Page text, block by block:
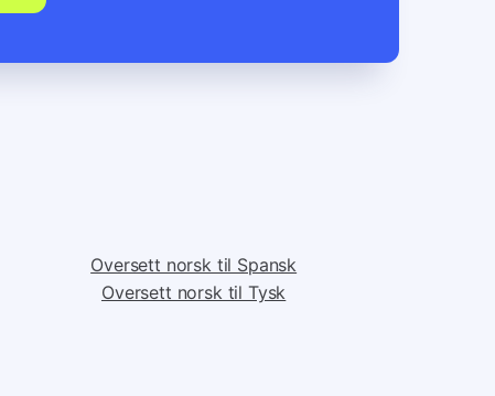
Oversett norsk til Spansk
Oversett norsk til Tysk